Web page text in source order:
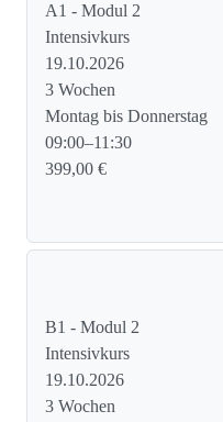
A1 - Modul 2
Intensivkurs
19.10.2026
3 Wochen
Montag bis Donnerstag
09:00–11:30
399,00 €
B1 - Modul 2
Intensivkurs
19.10.2026
3 Wochen